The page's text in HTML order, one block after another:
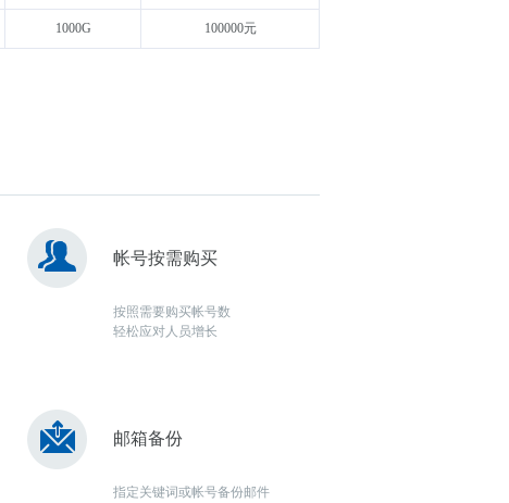
1000G 100000元
帐号按需购买
按照需要购买帐号数
轻松应对人员增长
邮箱备份
指定关键词或帐号备份邮件